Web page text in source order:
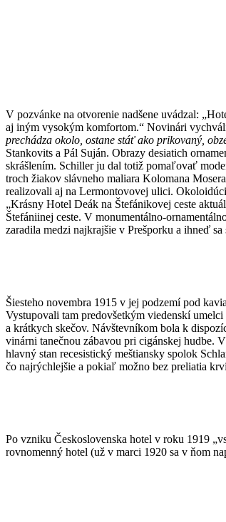
V pozvánke na otvorenie nadšene uvádzal:
aj iným vysokým komfortom.“ Novinári
prechádza okolo, ostane stáť ako prikovaný,
Stankovits a Pál Suján. Obrazy desiatich
skrášlením. Schiller ju dal totiž pomaľovať
troch žiakov slávneho maliara Kolomana
realizovali aj na Lermontovovej ulici.
„Krásny Hotel Deák na Štefánikovej ceste
Štefániinej ceste. V monumentálno-
zaradila medzi najkrajšie v Prešporku a ihneď
Šiesteho novembra 1915 v jej podzemí pod
Vystupovali tam predovšetkým viedenskí
a krátkych skečov. Návštevníkom bola k
vinárni tanečnou zábavou pri cigánskej hudbe.
hlavný stan recesistický meštiansky spolok
čo najrýchlejšie a pokiaľ možno bez preliatia
Po vzniku Československa hotel v roku 1919
rovnomenný hotel (už v marci 1920 sa v ňom